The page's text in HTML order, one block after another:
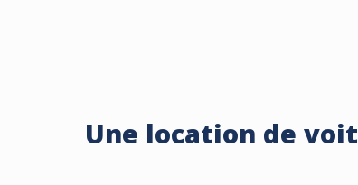
Une location de